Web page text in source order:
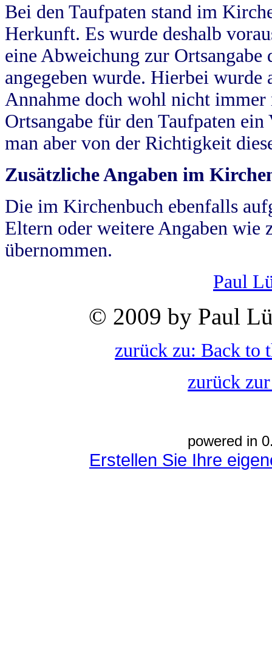
Bei den Taufpaten stand im
Herkunft. Es wurde deshalb
eine Abweichung zur
angegeben wurde. Hierbei wurde
Annahme doch wohl nicht
Ortsangabe für den Taufpaten
man aber von der Richtigkeit
Zusätzliche Angaben im
Die im Kirchenbuch ebenfalls
Eltern oder weitere Angaben wie
übernommen.
Paul
© 2009 by Paul
zurück zu: Back to
zurück
powered in
Erstellen Sie Ihre